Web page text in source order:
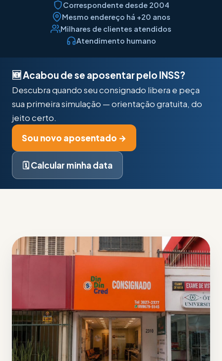
Correspondente desde 2004
Mesmo endereço há +20 anos
Milhares de clientes atendidos
Atendimento humano
🆕 Acabou de se aposentar pelo INSS?
Descubra quando seu consignado libera e peça
sua primeira simulação — orientação gratuita, do
jeito certo.
Sou novo aposentado →
🗓️ Calcular minha data
Desde 2004